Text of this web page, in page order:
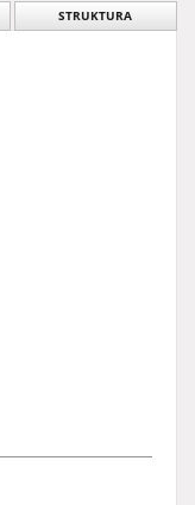
STRUKTURA